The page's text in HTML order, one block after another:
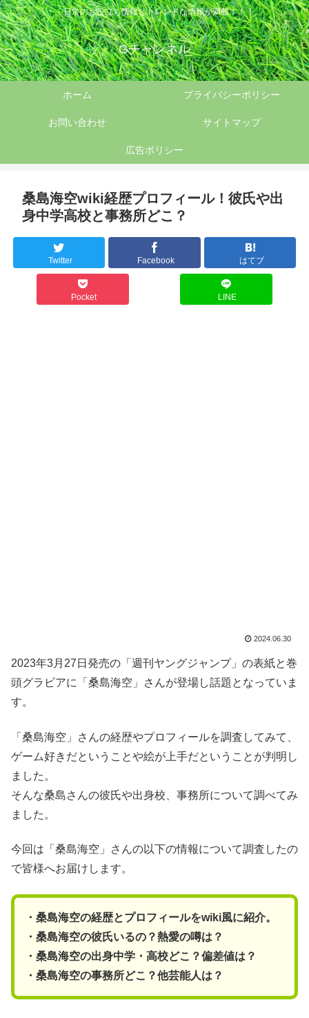
日常のお役立ち情報とトレンドな情報が満載！！
Gチャンネル
ホーム プライバシーポリシー
お問い合わせ サイトマップ
広告ポリシー
桑島海空wiki経歴プロフィール！彼氏や出
身中学高校と事務所どこ？
Twitter Facebook はてブ
Pocket LINE
2024.06.30
2023年3月27日発売の「週刊ヤングジャンプ」の表紙と巻
頭グラビアに「桑島海空」さんが登場し話題となっていま
す。
「桑島海空」さんの経歴やプロフィールを調査してみて、
ゲーム好きだということや絵が上手だということが判明し
ました。
そんな桑島さんの彼氏や出身校、事務所について調べてみ
ました。
今回は「桑島海空」さんの以下の情報について調査したの
で皆様へお届けします。
・桑島海空の経歴とプロフィールをwiki風に紹介。
・桑島海空の彼氏いるの？熱愛の噂は？
・桑島海空の出身中学・高校どこ？偏差値は？
・桑島海空の事務所どこ？他芸能人は？